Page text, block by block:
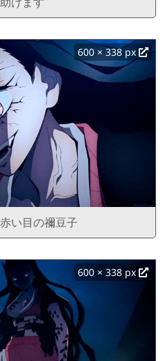
600 × 338 px
い目の禰豆子
600 × 338 px